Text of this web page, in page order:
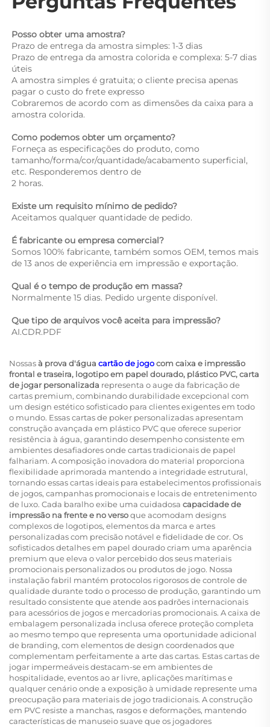
Posso obter uma amostra?
Prazo de entrega da amostra simples: 1-3 dias
Prazo de entrega da amostra colorida e complexa: 5-7 dias
úteis
A amostra simples é gratuita; o cliente precisa apenas
pagar o custo do frete expresso
Cobraremos de acordo com as dimensões da caixa para a
amostra colorida.
Como podemos obter um orçamento?
Forneça as especificações do produto, como
tamanho/forma/cor/quantidade/acabamento superficial,
etc. Responderemos dentro de
2 horas.
Existe um requisito mínimo de pedido?
Aceitamos qualquer quantidade de pedido.
É fabricante ou empresa comercial?
Somos 100% fabricante, também somos OEM, temos mais
de 13 anos de experiência em impressão e exportação.
Qual é o tempo de produção em massa?
Normalmente 15 dias. Pedido urgente disponível.
Que tipo de arquivos você aceita para impressão?
AI.CDR.PDF
Nossasà prova d'água cartão de jogocom caixa e impressão
frontal e traseira, logotipo em papel dourado, plástico PVC, carta
de jogar personalizada representa o auge da fabricação de
cartas premium, combinando durabilidade excepcional com
um design estético sofisticado para clientes exigentes em todo
o mundo. Essascartas de poker personalizadasapresentam
construção avançada em plástico PVC que oferece superior
resistência à água, garantindo desempenho consistente em
ambientes desafiadores onde cartas tradicionais de papel
falhariam. A composição inovadora do material proporciona
flexibilidade aprimorada mantendo a integridade estrutural,
tornando essas cartas ideais para estabelecimentos profissionais
de jogos, campanhas promocionais e locais de entretenimento
de luxo. Cada baralho exibe uma cuidadosa capacidade de
impressão na frente e no versoque acomodam designs
complexos de logotipos, elementos da marca e artes
personalizadas com precisão notável e fidelidade de cor. Os
sofisticados detalhes em papel dourado criam uma aparência
premium que eleva o valor percebido dos seus materiais
promocionais personalizados ou produtos de jogo. Nossa
instalação fabril mantém protocolos rigorosos de controle de
qualidade durante todo o processo de produção, garantindo um
resultado consistente que atende aos padrões internacionais
para acessórios de jogos e mercadorias promocionais. A caixa de
embalagem personalizada inclusa oferece proteção completa
ao mesmo tempo que representa uma oportunidade adicional
de branding, com elementos de design coordenados que
complementam perfeitamente a arte das cartas. Estascartas de
jogar impermeáveisdestacam-se em ambientes de
hospitalidade, eventos ao ar livre, aplicações marítimas e
qualquer cenário onde a exposição à umidade represente uma
preocupação para materiais de jogo tradicionais. A construção
em PVC resiste a manchas, rasgos e deformações, mantendo
características de manuseio suave que os jogadores